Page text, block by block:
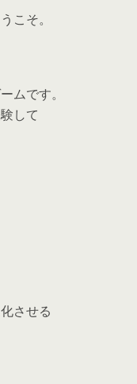
こそ。
ムです。
して
させる